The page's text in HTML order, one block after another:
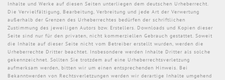
Inhalte und Werke auf diesen Seiten unterliegen dem deutschen Urheberrecht.
Die Vervielfältigung, Bearbeitung, Verbreitung und jede Art der Verwertung
außerhalb der Grenzen des Urheberrechtes bedürfen der schriftlichen
Zustimmung des jeweiligen Autors bzw. Erstellers. Downloads und Kopien dieser
Seite sind nur für den privaten, nicht kommerziellen Gebrauch gestattet. Soweit
die Inhalte auf dieser Seite nicht vom Betreiber erstellt wurden, werden die
Urheberrechte Dritter beachtet. Insbesondere werden Inhalte Dritter als solche
gekennzeichnet. Sollten Sie trotzdem auf eine Urheberrechtsverletzung
aufmerksam werden, bitten wir um einen entsprechenden Hinweis. Bei
Bekanntwerden von Rechtsverletzungen werden wir derartige Inhalte umgehend